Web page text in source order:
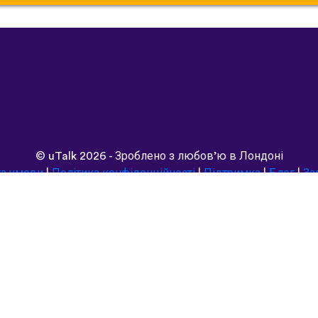
© uTalk2026 - Зроблено з любов’ю в Лондоні
умови|Політика конфіденційності|Підтримка|Блог|